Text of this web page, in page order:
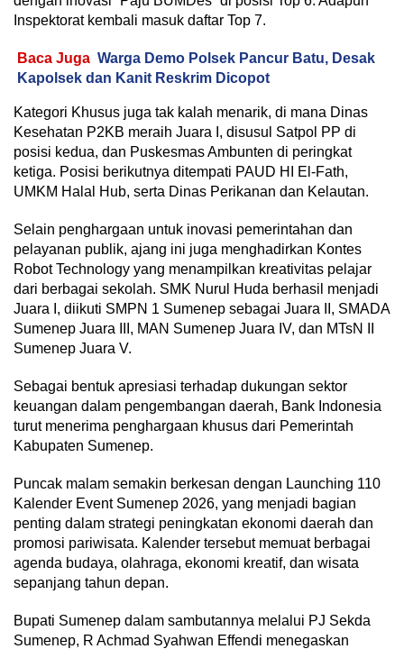
Inspektorat kembali masuk daftar Top 7.
Baca Juga Warga Demo Polsek Pancur Batu, Desak
Kapolsek dan Kanit Reskrim Dicopot
Kategori Khusus juga tak kalah menarik, di mana Dinas
Kesehatan P2KB meraih Juara I, disusul Satpol PP di
posisi kedua, dan Puskesmas Ambunten di peringkat
ketiga. Posisi berikutnya ditempati PAUD HI El-Fath,
UMKM Halal Hub, serta Dinas Perikanan dan Kelautan.
Selain penghargaan untuk inovasi pemerintahan dan
pelayanan publik, ajang ini juga menghadirkan Kontes
Robot Technology yang menampilkan kreativitas pelajar
dari berbagai sekolah. SMK Nurul Huda berhasil menjadi
Juara I, diikuti SMPN 1 Sumenep sebagai Juara II, SMADA
Sumenep Juara III, MAN Sumenep Juara IV, dan MTsN II
Sumenep Juara V.
Sebagai bentuk apresiasi terhadap dukungan sektor
keuangan dalam pengembangan daerah, Bank Indonesia
turut menerima penghargaan khusus dari Pemerintah
Kabupaten Sumenep.
Puncak malam semakin berkesan dengan Launching 110
Kalender Event Sumenep 2026, yang menjadi bagian
penting dalam strategi peningkatan ekonomi daerah dan
promosi pariwisata. Kalender tersebut memuat berbagai
agenda budaya, olahraga, ekonomi kreatif, dan wisata
sepanjang tahun depan.
Bupati Sumenep dalam sambutannya melalui PJ Sekda
Sumenep, R Achmad Syahwan Effendi menegaskan